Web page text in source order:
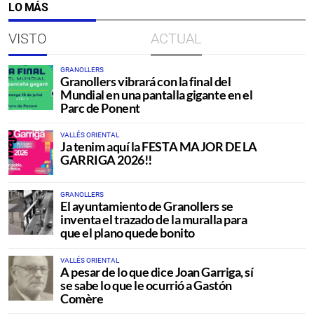
LO MÁS
VISTO ACTUAL
GRANOLLERS
Granollers vibrará con la final del
Mundial en una pantalla gigante en el
Parc de Ponent
VALLÉS ORIENTAL
Ja tenim aquí la FESTA MAJOR DE LA
GARRIGA 2026!!
GRANOLLERS
El ayuntamiento de Granollers se
inventa el trazado de la muralla para
que el plano quede bonito
VALLÉS ORIENTAL
A pesar de lo que dice Joan Garriga, sí
se sabe lo que le ocurrió a Gastón
Comère